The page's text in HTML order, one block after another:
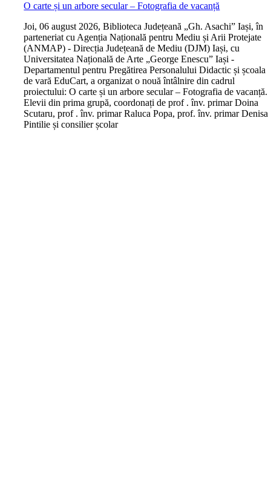
O carte și un arbore secular – Fotografia de vacanță
Joi, 06 august 2026, Biblioteca Județeană „Gh. Asachi” Iași, în
parteneriat cu Agenția Națională pentru Mediu și Arii Protejate
(ANMAP) - Direcția Județeană de Mediu (DJM) Iași, cu
Universitatea Națională de Arte „George Enescu” Iași -
Departamentul pentru Pregătirea Personalului Didactic și școala
de vară EduCart, a organizat o nouă întâlnire din cadrul
proiectului: O carte și un arbore secular – Fotografia de vacanță.
Elevii din prima grupă, coordonați de prof . înv. primar Doina
Scutaru, prof . înv. primar Raluca Popa, prof. înv. primar Denisa
Pintilie și consilier școlar